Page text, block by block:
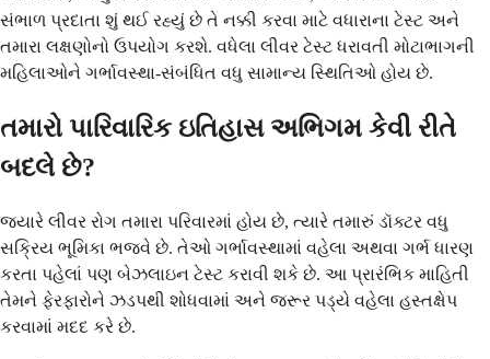
સંભાળ પ્રદાતા શું થઈ રહ્યું છે તે નક્કી કરવા માટે વધારાના ટેસ્ટ અને
તમારા લક્ષણોનો ઉપયોગ કરશે. વધેલા લીવર ટેસ્ટ ધરાવતી મોટાભાગની
મહિલાઓને ગર્ભાવસ્થા-સંબંધિત વધુ સામાન્ય સ્થિતિઓ હોય છે.
તમારો પારિવારિક ઇતિહાસ અભિગમ કેવી રીતે
બદલે છે?
જ્યારે લીવર રોગ તમારા પરિવારમાં હોય છે, ત્યારે તમારું ડૉક્ટર વધુ
સક્રિય ભૂમિકા ભજવે છે. તેઓ ગર્ભાવસ્થામાં વહેલા અથવા ગર્ભ ધારણ
કરતા પહેલાં પણ બેઝલાઇન ટેસ્ટ કરાવી શકે છે. આ પ્રારંભિક માહિતી
તેમને ફેરફારોને ઝડપથી શોધવામાં અને જરૂર પડ્યે વહેલા હસ્તક્ષેપ
કરવામાં મદદ કરે છે.